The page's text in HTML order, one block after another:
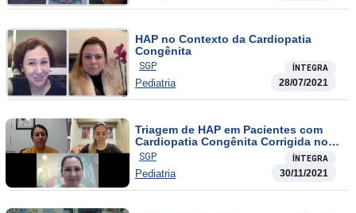
HAP no Contexto da Cardiopatia
Congênita
SGP ÍNTEGRA
Pediatria 28/07/2021
Triagem de HAP em Pacientes com
Cardiopatia Congênita Corrigida no
Pós-cirurgico
SGP ÍNTEGRA
Pediatria 30/11/2021